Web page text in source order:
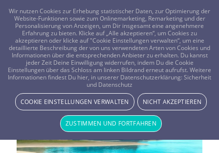
FRAGEN? KOSTENLOS ANRUFEN: 0800-8478266
Traumdeutung: Strand
TRAUMWELT & BEDEUTUNG
Wir nutzen Cookies zur Erhebung statistischer Daten, zur Optimierung der
Website-Funktionen sowie zum Onlinemarketing, Remarketing und der
Personalisierung von Anzeigen, um Dir insgesamt eine angenehmere
Erfahrung zu bieten. Klicke auf „Alle akzeptieren“, um Cookies zu
akzeptieren oder klicke auf "Cookie Einstellungen verwalten“, um eine
detaillierte Beschreibung der von uns verwendeten Arten von Cookies und
Informationen über die entsprechenden Anbieter zu erhalten. Du kannst
jeder Zeit Deine Einwilligung widerrufen, indem Du die Cookie
Einstellungen über das Schloss am linken Bildrand erneut aufrufst. Weitere
Informationen findest Du hier, in unserer Datenschutzerklärung: Sicherheit
und Datenschutz
COOKIE EINSTELLUNGEN VERWALTEN NICHT AKZEPTIEREN
ZUSTIMMEN UND FORTFAHREN